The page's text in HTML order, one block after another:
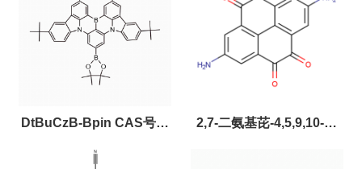
DtBuCzB-Bpin CAS号：
2643331-97-7
2,7-二氨基芘-4,5,9,10-四